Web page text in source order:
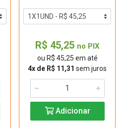
R$ 45,25 no PIX
ou R$ 45,25 em até
4x de R$ 11,31 sem juros
Adicionar